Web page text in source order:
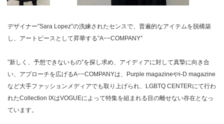
デザイナー”Sara Lopez”の洗練されたセンスで、普遍的なアイテムを脱構築
し、アートピースとして昇華する”A−−COMPANY”
”新しく、予想できないもの”を探し求め、アイディアに対して真摯に向き合
い、アプローチを広げるA−−COMPANYは、Purple magazineやi-D magazine
など大手ファッションメディアでも取り上げられ、LGBTQ CENTERにて行わ
れたCollection IXはVOGUEによって特集を組まれる目の離せない存在となっ
ています。